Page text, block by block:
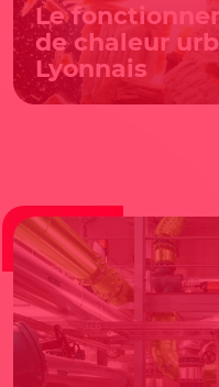
Le
de chaleur
Lyonnais